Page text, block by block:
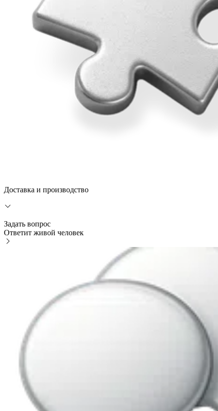
Доставка и производство
Задать вопрос
Ответит живой человек